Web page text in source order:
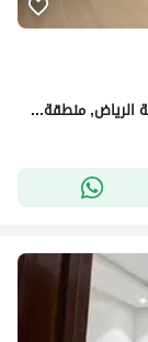
شقة للإيجار في شارع الوادي الأخضر, حي قرطبة, مدينة الرياض, منطقة الرياض